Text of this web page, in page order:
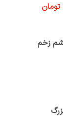
تومان
زخم